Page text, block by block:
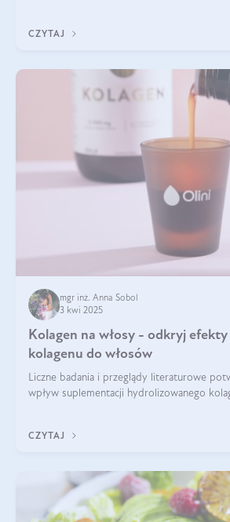
CZYTAJ
mgr inż. Anna Sobol
3 kwi 2025
Kolagen na włosy - odkryj
kolagenu do włosów
Liczne badania i przeglądy literaturowe
wpływ suplementacji hydrolizowanego
CZYTAJ